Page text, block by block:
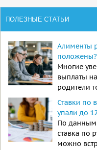
ПОЛЕЗНЫЕ СТАТЬИ
Алименты
положены?
Многие
выплаты
родители
Ставки по
упали до
По данным
ставка по
можно